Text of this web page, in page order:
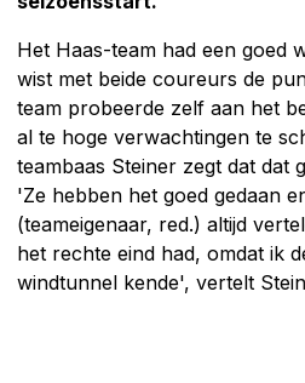
Het Haas-team had een goed
wist met beide coureurs de
team probeerde zelf aan het
al te hoge verwachtingen te
teambaas Steiner zegt dat dat
'Ze hebben het goed gedaan
(teameigenaar, red.) altijd
het rechte eind had, omdat ik
windtunnel kende', vertelt